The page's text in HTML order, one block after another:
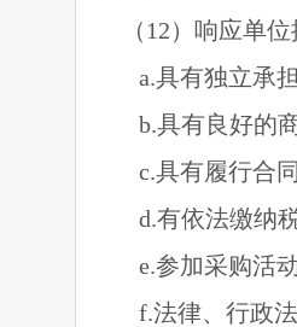
（ 1 2）响应单
a.具有独立承
b.具有良好的
c.具有履行合
d.有依法缴纳
e.参加采购活
f.法律、行政